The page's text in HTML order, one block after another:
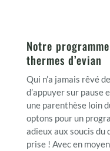
Notre
thermes d’evian
Qui n’a jamais rêvé
d’appuyer sur pause
une parenthèse loin
optons pour un
adieux aux soucis du
prise ! Avec en